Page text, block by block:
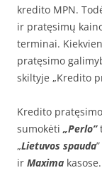
kredito MPN.
ir pratęsimų
terminai.
pratęsimo
skiltyje „Kredito
Kredito
sumokėti „Perlo”
„Lietuvos spauda
ir Maxima kasose.